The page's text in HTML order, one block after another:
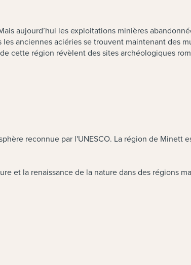
aujourd’hui les exploitations minières
anciennes aciéries se trouvent maintenant des
cette région révèlent des sites archéologiques
reconnue par l'UNESCO. La région de Minett
et la renaissance de la nature dans des régions